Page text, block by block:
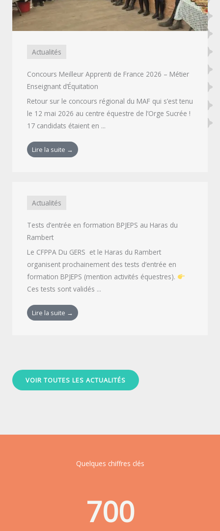
Actualités
Concours Meilleur Apprenti de France 2026 – Métier
Enseignant d’Équitation
Retour sur le concours régional du MAF qui s’est tenu
le 12 mai 2026 au centre équestre de l’Orge Sucrée !
17 candidats étaient en ...
Lire la suite →
Actualités
Tests d’entrée en formation BPJEPS au Haras du
Rambert
Le CFPPA Du GERS et le Haras du Rambert
organisent prochainement des tests d’entrée en
formation BPJEPS (mention activités équestres).
Ces tests sont validés ...
Lire la suite →
VOIR TOUTES LES ACTUALITÉS
Quelques chiffres clés
700